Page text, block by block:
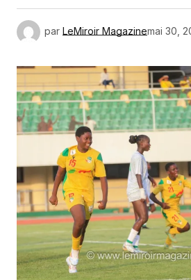
par LeMiroir Magazinemai 30,